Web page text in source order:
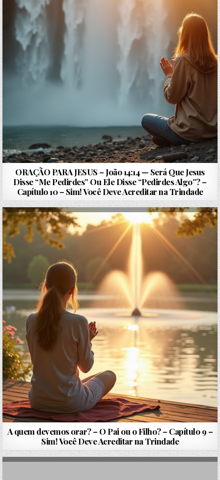
ORAÇÃO PARA JESUS – João 14:14 — Será Que Jesus
Disse “Me Pedirdes” Ou Ele Disse “Pedirdes Algo”? –
Capítulo 10 – Sim! Você Deve Acreditar na Trindade
A quem devemos orar? – O Pai ou o Filho? – Capítulo 9 –
Sim! Você Deve Acreditar na Trindade